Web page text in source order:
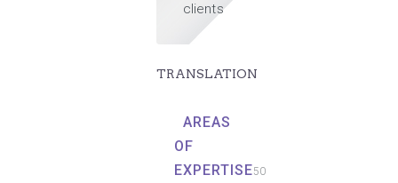
clients
TRANSLATION
AREAS
OF
EXPERTISE50